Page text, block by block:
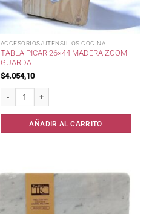
ACCESORIOS/UTENSILIOS COCINA
TABLA PICAR 26×44 MADERA ZOOM
GUARDA
$4.054,10
Tabla Picar 26x44 Madera Zoom Guarda cantidad
AÑADIR AL CARRITO